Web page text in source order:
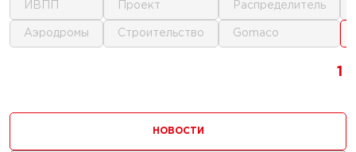
1
НОВОСТИ
ИВПП
аэродромы
проект
строительство
распределитель
gomaco